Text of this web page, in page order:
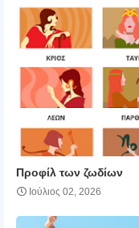
Προφίλ των ζωδίων
Ιούλιος 02, 2026